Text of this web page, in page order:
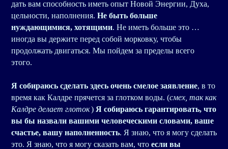
дать вам способность иметь опыт Новой Энергии, Духа,
цельности, наполнения. Не быть больше
нуждающимися, хотящими. Не иметь больше это …
иногда вы держите перед собой морковку, чтобы
продолжать двигаться. Мы пойдем за пределы всего
этого.
Я собираюсь сделать здесь очень смелое заявление, в то
время как Калдре прячется за глотком воды. (смех, так как
Калдре делает глоток) Я собираюсь гарантировать, что
вы бы назвали вашими человеческими словами, ваше
счастье, вашу наполненность. Я знаю, что я могу сделать
это. Я знаю, что я могу сказать вам, что если вы